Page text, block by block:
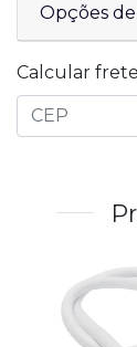
Opções
Calcular frete